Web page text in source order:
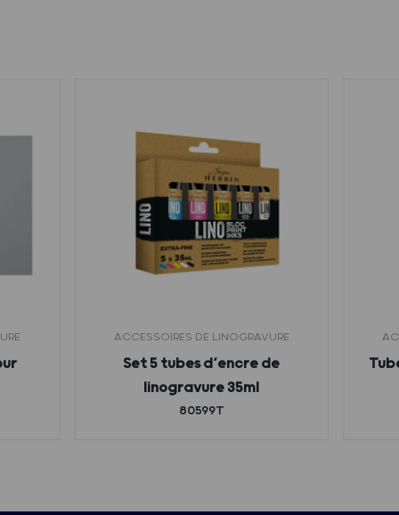
ACCESSOIRES DE LINOGRAVURE
Set 5 tubes d’encre de
linogravure 35ml
80599T